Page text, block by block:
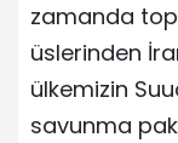
zamanda
üslerinden
ülkemizin
savunma